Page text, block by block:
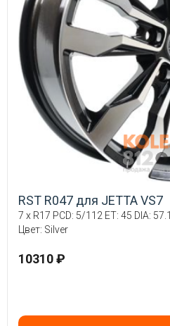
RST R047 для JETTA VS7
7 x R17 PCD: 5/112 ET: 45 DIA: 57.1
Цвет: Silver
10310 ₽